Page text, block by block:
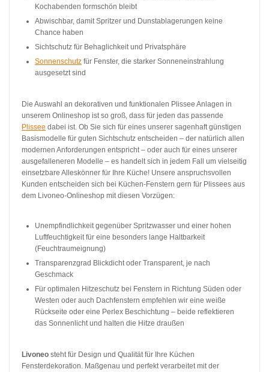
Kochabenden formschön bleibt
Abwischbar, damit Spritzer und Dunstablagerungen keine
Chance haben
Sichtschutz für Behaglichkeit und Privatsphäre
Sonnenschutz für Fenster, die starker Sonneneinstrahlung
ausgesetzt sind
Die Auswahl an dekorativen und funktionalen Plissee Anlagen in
unserem Onlineshop ist so groß, dass für jeden das passende
Plissee dabei ist. Ob Sie sich für eines unserer sagenhaft günstigen
Basismodelle für guten Sichtschutz entscheiden – der natürlich allen
modernen Anforderungen entspricht – oder auch für eines unserer
ausgefalleneren Modelle – es handelt sich in jedem Fall um vielseitig
einsetzbare Alleskönner für Ihre Küche! Unsere anspruchsvollen
Kunden entscheiden sich bei Küchen-Fenstern gern für Plissees aus
dem Livoneo-Onlineshop mit diesen Vorzügen:
Unempfindlichkeit gegenüber Spritzwasser und einer hohen
Luftfeuchtigkeit für eine besonders lange Haltbarkeit
(Feuchtraumeignung)
Transparenzgrad Blickdicht oder Transparent, je nach
Geschmack
Für optimalen Hitzeschutz bei Fenstern in Richtung Süden oder
Westen oder auch Dachfenstern empfehlen wir eine weiße
Rückseite oder eine Perlex Beschichtung – beide reflektieren
das Sonnenlicht und halten die Hitze draußen
Livoneo steht für Design und Qualität für Ihre Küchen
Fensterdekoration. Maßgenau und perfekt verarbeitet mit der